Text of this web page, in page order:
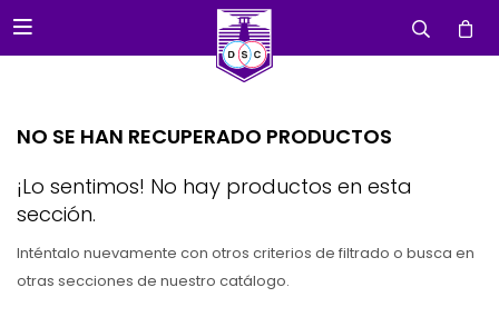

NO SE HAN RECUPERADO PRODUCTOS
¡Lo sentimos! No hay productos en esta
sección.
Inténtalo nuevamente con otros criterios de filtrado o busca en
otras secciones de nuestro catálogo.